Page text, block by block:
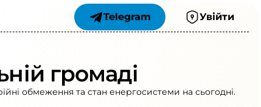
Telegram Увійти
громаді
обмеження та стан енергосистеми на сьогодні.